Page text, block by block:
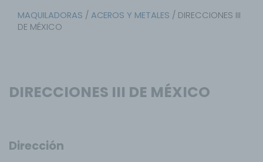
MAQUILADORAS / ACEROS Y METALES / DIRECCIONES III
DE MÉXICO
DIRECCIONES III DE MÉXICO
Dirección